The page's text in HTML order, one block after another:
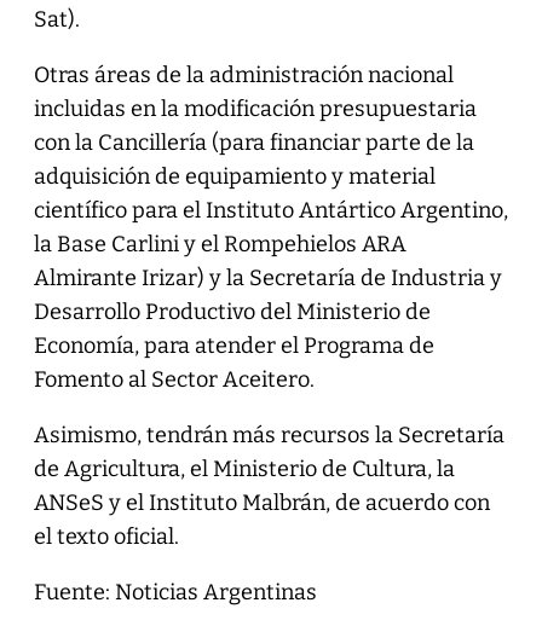
Sat).
Otras áreas de la administración nacional
incluidas en la modificación presupuestaria
con la Cancillería (para financiar parte de la
adquisición de equipamiento y material
científico para el Instituto Antártico Argentino,
la Base Carlini y el Rompehielos ARA
Almirante Irizar) y la Secretaría de Industria y
Desarrollo Productivo del Ministerio de
Economía, para atender el Programa de
Fomento al Sector Aceitero.
Asimismo, tendrán más recursos la Secretaría
de Agricultura, el Ministerio de Cultura, la
ANSeS y el Instituto Malbrán, de acuerdo con
el texto oficial.
Fuente: Noticias Argentinas